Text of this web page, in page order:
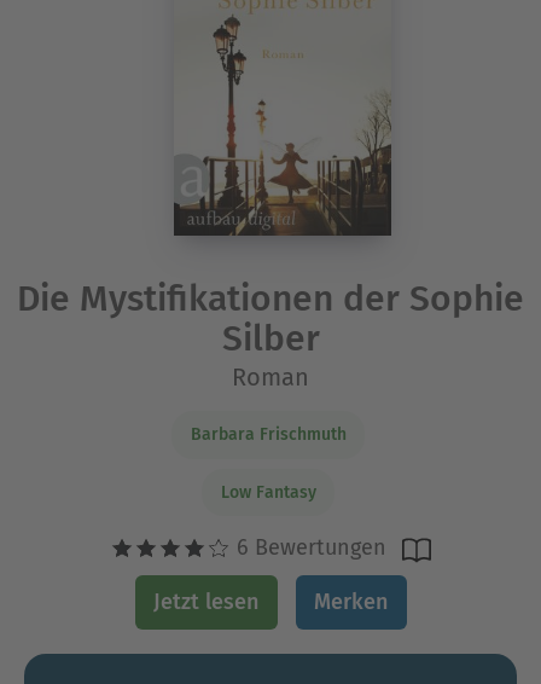
Die Mystifikationen der Sophie
Silber
Roman
Barbara Frischmuth
Low Fantasy
6 Bewertungen
Jetzt lesen Merken